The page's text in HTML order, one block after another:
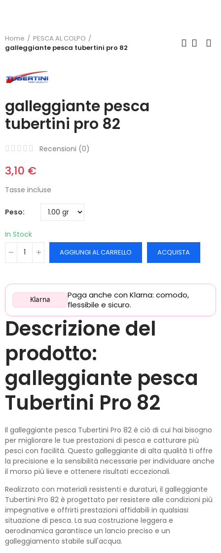
Home
PESCA AL COLPO
galleggiante pesca tubertini pro 82
galleggiante pesca
tubertini pro 82
Recensioni (0)
3,10 €
Tasse incluse
Peso
In Stock
AGGIUNGI AL CARRELLO ACQUISTA
Klarna
Paga anche con Klarna: comodo,
flessibile e sicuro.
Descrizione del
prodotto:
galleggiante pesca
Tubertini Pro 82
Il galleggiante pesca Tubertini Pro 82 è ciò di cui hai bisogno
per migliorare le tue prestazioni di pesca e catturare più
pesci con facilità. Questo galleggiante di alta qualità ti offre
la precisione e la sensibilità necessarie per individuare anche
il morso più lieve e ottenere risultati eccezionali.
Realizzato con materiali resistenti e duraturi, il galleggiante
Tubertini Pro 82 è progettato per resistere alle condizioni più
impegnative e offrirti prestazioni affidabili in qualsiasi
situazione di pesca. La sua costruzione leggera e
aerodinamica garantisce un lancio preciso e un
galleggiamento stabile sull'acqua.